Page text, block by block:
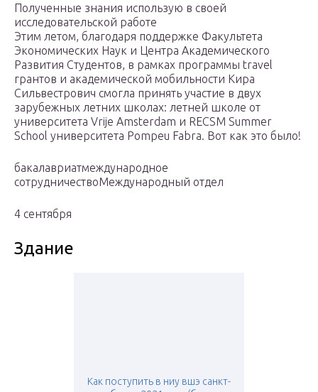
Полученные знания использую в своей
исследовательской работе
Этим летом, благодаря поддержке Факультета
Экономических Наук и Центра Академического
Развития Студентов, в рамках программы travel
грантов и академической мобильности Кира
Сильвестрович смогла принять участие в двух
зарубежных летних школах: летней школе от
университета Vrije Amsterdam и RECSM Summer
School университета Pompeu Fabra. Вот как это было!
бакалавриатмеждународное
сотрудничествоМеждународный отдел
4 сентября
Здание
Как поступить в ниу вшэ санкт-